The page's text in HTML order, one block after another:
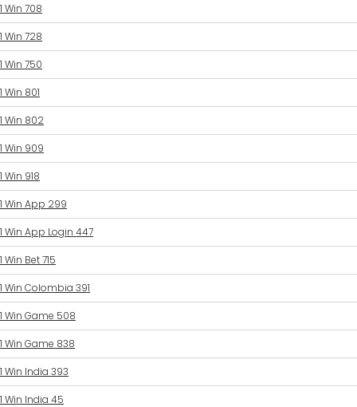
1 Win 708
1 Win 728
1 Win 750
1 Win 801
1 Win 802
1 Win 909
1 Win 918
1 Win App 299
1 Win App Login 447
1 Win Bet 715
1 Win Colombia 391
1 Win Game 508
1 Win Game 838
1 Win India 393
1 Win India 45